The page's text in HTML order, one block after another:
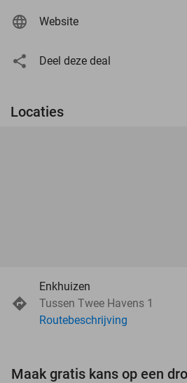
Website
Deel deze deal
Locaties
Enkhuizen
Tussen Twee Havens 1
Routebeschrijving